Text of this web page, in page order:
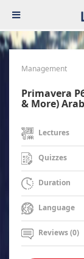
Management
Primavera
& More)
Lectures
Quizzes
Duration
Language
Reviews (0)